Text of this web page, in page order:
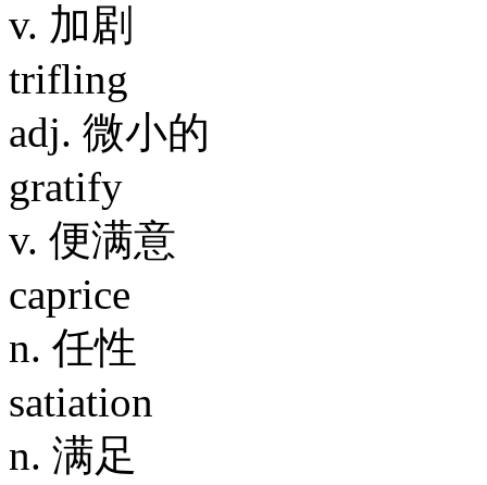
v. 加剧
trifling
adj. 微小的
gratify
v. 便满意
caprice
n. 任性
satiation
n. 满足